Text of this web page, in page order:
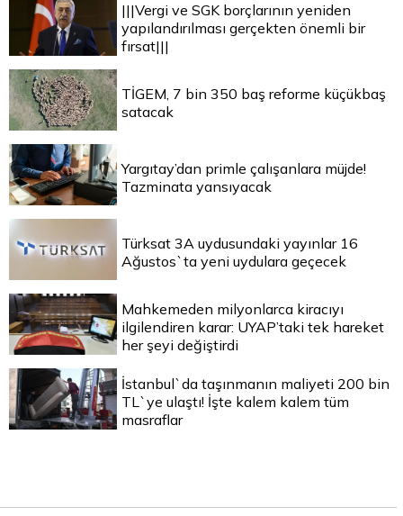
|||Vergi ve SGK borçlarının yeniden
yapılandırılması gerçekten önemli bir
fırsat|||
TİGEM, 7 bin 350 baş reforme küçükbaş
satacak
Yargıtay’dan primle çalışanlara müjde!
Tazminata yansıyacak
Türksat 3A uydusundaki yayınlar 16
Ağustos`ta yeni uydulara geçecek
Mahkemeden milyonlarca kiracıyı
ilgilendiren karar: UYAP’taki tek hareket
her şeyi değiştirdi
İstanbul`da taşınmanın maliyeti 200 bin
TL`ye ulaştı! İşte kalem kalem tüm
masraflar